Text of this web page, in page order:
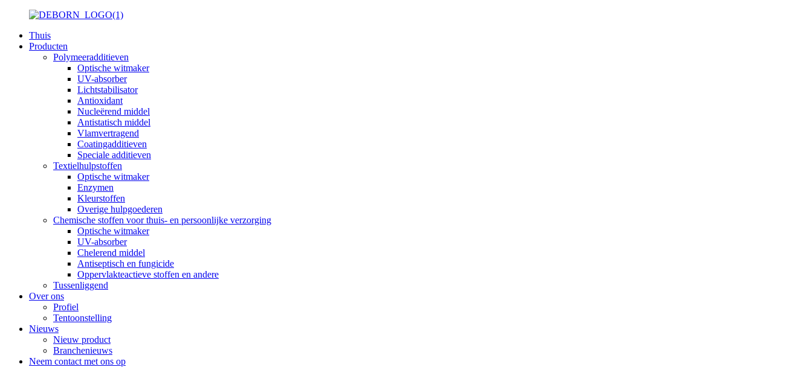
Thuis
Producten
Polymeeradditieven
Optische witmaker
UV-absorber
Lichtstabilisator
Antioxidant
Nucleërend middel
Antistatisch middel
Vlamvertragend
Coatingadditieven
Speciale additieven
Textielhulpstoffen
Optische witmaker
Enzymen
Kleurstoffen
Overige hulpgoederen
Chemische stoffen voor thuis- en persoonlijke verzorging
Optische witmaker
UV-absorber
Chelerend middel
Antiseptisch en fungicide
Oppervlakteactieve stoffen en andere
Tussenliggend
Over ons
Profiel
Tentoonstelling
Nieuws
Nieuw product
Branchenieuws
Neem contact met ons op